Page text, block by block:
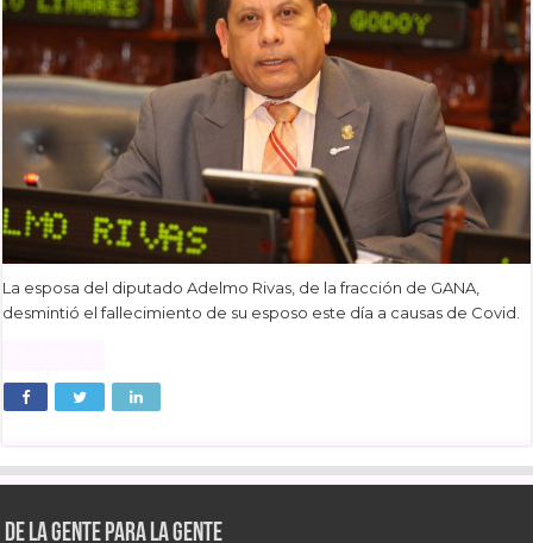
La esposa del diputado Adelmo Rivas, de la fracción de GANA,
desmintió el fallecimiento de su esposo este día a causas de Covid.
De la gente para la gente